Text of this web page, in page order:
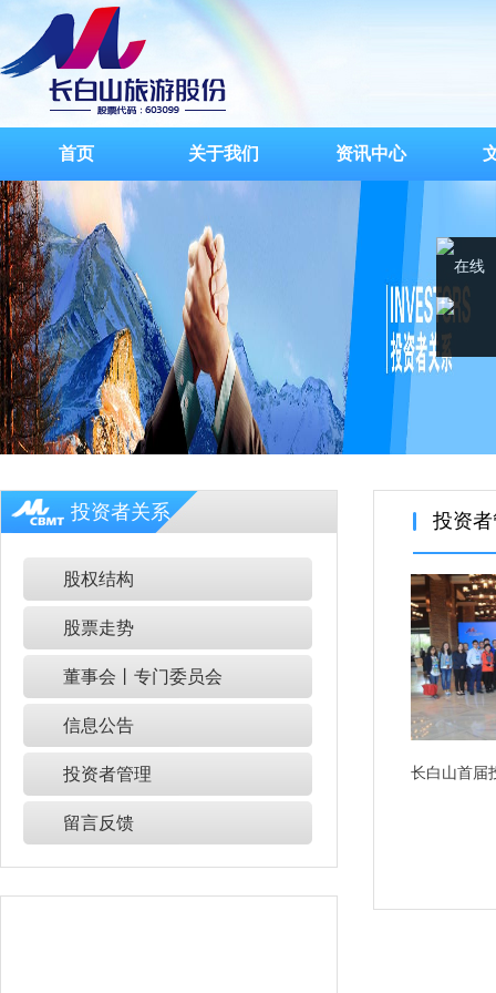
首页 关于我们 资讯中心
投资者关系
股权结构
股票走势
董事会丨专门委员会
信息公告
投资者管理
留言反馈
投资
长白山首届
在线
客服